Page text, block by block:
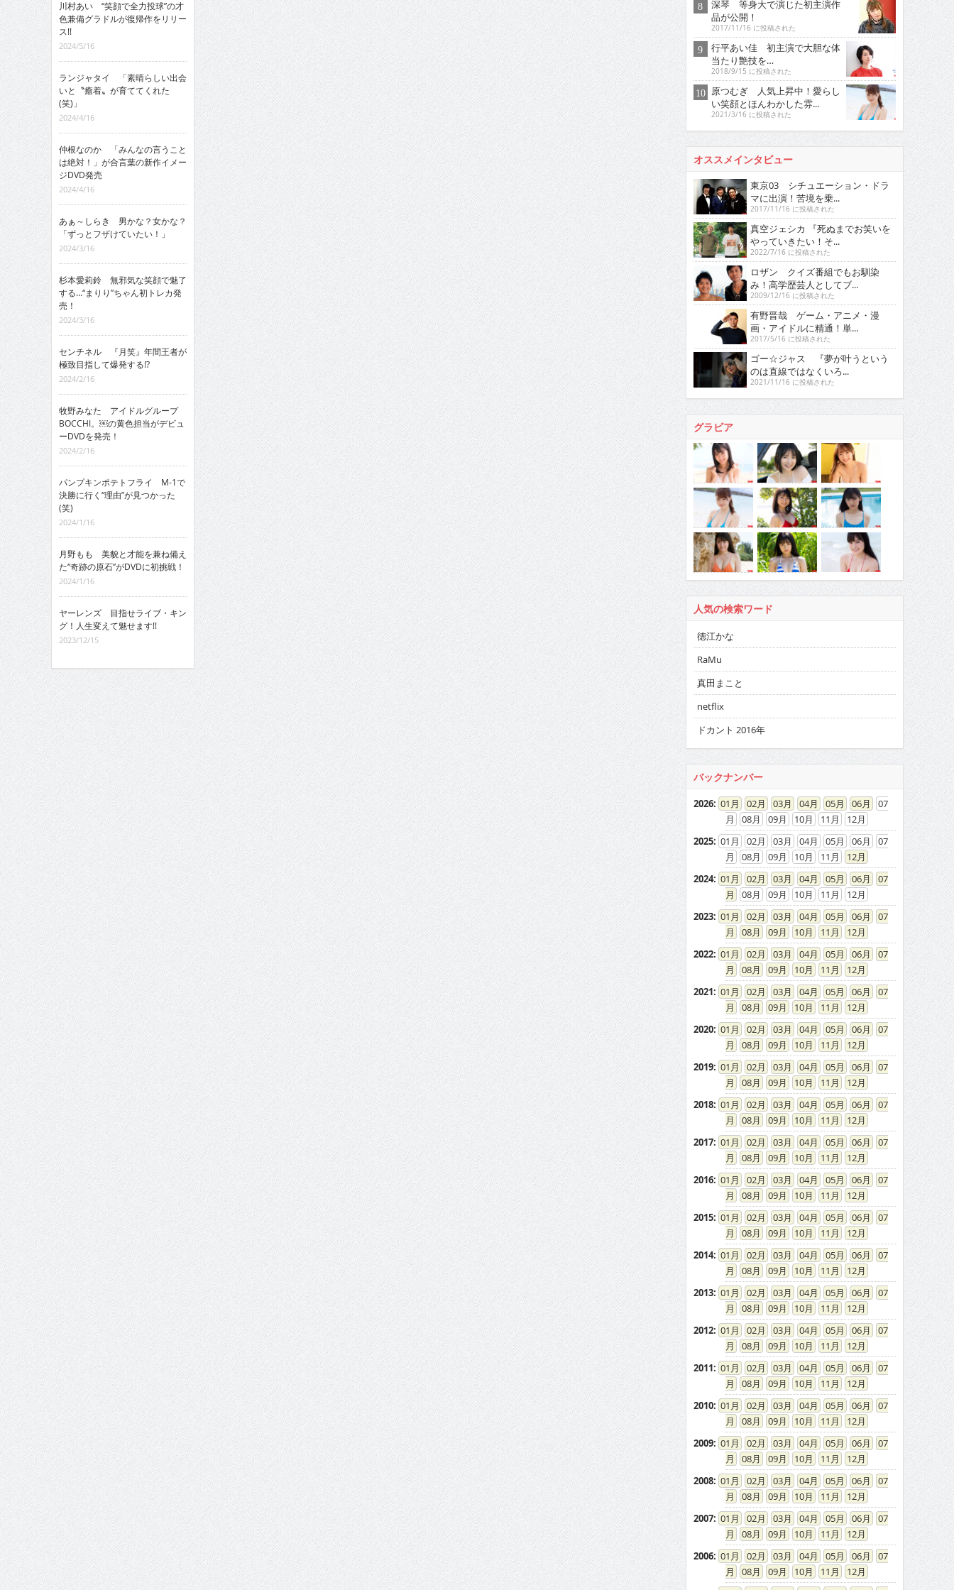
川村あい “笑顔で全力投球”の才
色兼備グラドルが復帰作をリリー
ス!!
2024/5/16
ランジャタイ 「素晴らしい出会
いと〝癒着〟が育ててくれた
(笑)」
2024/4/16
仲根なのか 「みんなの言うこと
は絶対！」が合言葉の新作イメー
ジDVD発売
2024/4/16
あぁ～しらき 男かな？女かな？
「ずっとフザけていたい！」
2024/3/16
杉本愛莉鈴 無邪気な笑顔で魅了
する…“まりり”ちゃん初トレカ発
売！
2024/3/16
センチネル 『月笑』年間王者が
極致目指して爆発する!?
2024/2/16
牧野みなた アイドルグループ
BOCCHI。￼の黄色担当がデビュ
ーDVDを発売！
2024/2/16
パンプキンポテトフライ M-1で
決勝に行く“理由”が見つかった
(笑)
2024/1/16
月野もも 美貌と才能を兼ね備え
た“奇跡の原石”がDVDに初挑戦！
2024/1/16
ヤーレンズ 目指せライブ・キン
グ！人生変えて魅せます!!
2023/12/15
深琴 等身大で演じた初主演作
品が公開！
2017/11/16 に投稿された
行平あい佳 初主演で大胆な体
当たり艶技を…
2018/9/15 に投稿された
原つむぎ 人気上昇中！愛らし
い笑顔とほんわかした雰...
2021/3/16 に投稿された
オススメインタビュー
東京03 シチュエーション・ドラ
マに出演！苦境を乗...
2017/11/16 に投稿された
真空ジェシカ 『死ぬまでお笑いを
やっていきたい！そ...
2022/7/16 に投稿された
ロザン クイズ番組でもお馴染
み！高学歴芸人としてブ...
2009/12/16 に投稿された
有野晋哉 ゲーム・アニメ・漫
画・アイドルに精通！単...
2017/5/16 に投稿された
ゴー☆ジャス 『夢が叶うという
のは直線ではなくいろ...
2021/11/16 に投稿された
グラビア
人気の検索ワード
徳江かな
RaMu
真田まこと
netflix
ドカント 2016年
バックナンバー
2026: 01 02 03 04 05 06
07
08
09 10 11
12
2025: 01 02 03 04 05 06
07
08
09 10 11
12
2024: 01 02 03 04 05 06
07
08
09 10 11
12
2023: 01 02 03 04 05 06
07
08
09 10 11
12
2022: 01 02 03 04 05 06
07
08
09 10 11
12
2021: 01 02 03 04 05 06
07
08
09 10 11
12
2020: 01 02 03 04 05 06
07
08
09 10 11
12
2019: 01 02 03 04 05 06
07
08
09 10 11
12
2018: 01 02 03 04 05 06
07
08
09 10 11
12
2017: 01 02 03 04 05 06
07
08
09 10 11
12
2016: 01 02 03 04 05 06
07
08
09 10 11
12
2015: 01 02 03 04 05 06
07
08
09 10 11
12
2014: 01 02 03 04 05 06
07
08
09 10 11
12
2013: 01 02 03 04 05 06
07
08
09 10 11
12
2012: 01 02 03 04 05 06
07
08
09 10 11
12
2011: 01 02 03 04 05 06
07
08
09 10 11
12
2010: 01 02 03 04 05 06
07
08
09 10 11
12
2009: 01 02 03 04 05 06
07
08
09 10 11
12
2008: 01 02 03 04 05 06
07
08
09 10 11
12
2007: 01 02 03 04 05 06
07
08
09 10 11
12
2006: 01 02 03 04 05 06
07
08
09 10 11
12